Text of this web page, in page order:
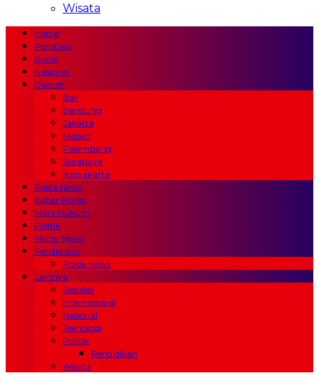
Wisata
Home
Peristiwa
Bisnis
Nasional
Daerah
Bali
Bandung
Jakarta
Medan
Palembang
Surabaya
Yogyakarta
Polda News
Kabar Polres
Mata Hukum
Politik
Militer News
Pendidikan
Polda News
Lainnya
Redaksi
Internasional
Nasional
Teknologi
Politik
Pendidikan
Wisata